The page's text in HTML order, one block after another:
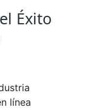
Éxito
línea